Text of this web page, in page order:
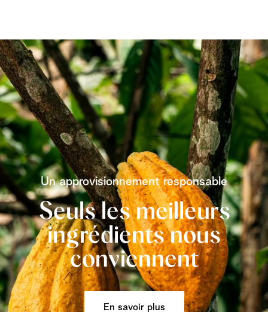
Un approvisionnement responsable
Seuls les meilleurs
ingrédients nous
conviennent
En savoir plus